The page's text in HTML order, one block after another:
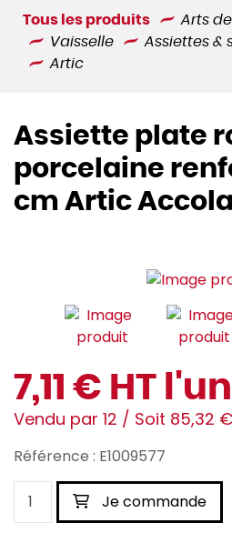
Tous les produits
Arts
Vaisselle
Assiettes &
Artic
Assiette plate
porcelaine
cm Artic
7,11 € HT
Vendu par 12 / Soit 85,32
Référence : E1009577
Je commande